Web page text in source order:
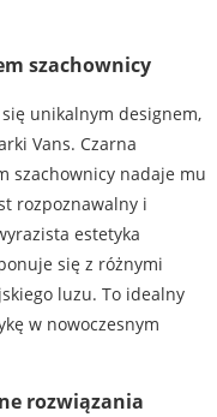
szachownicy
się unikalnym designem,
Vans. Czarna
szachownicy nadaje mu
rozpoznawalny i
estetyka
się z różnymi
luzu. To idealny
w nowoczesnym
rozwiązania